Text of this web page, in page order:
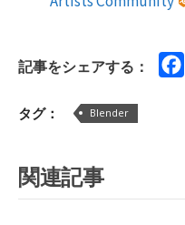
記事をシェアする：
タグ： Blender
関連記事